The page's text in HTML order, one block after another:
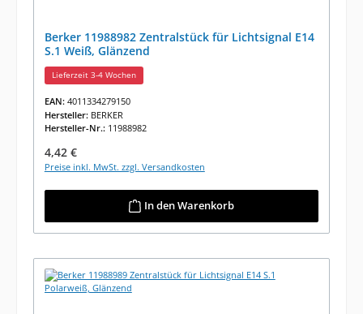
Berker 11988982 Zentralstück für Lichtsignal E14
S.1 Weiß, Glänzend
Lieferzeit 3-4 Wochen
EAN: 4011334279150
Hersteller: BERKER
Hersteller-Nr.: 11988982
Regulärer Preis:
4,42 €
Preise inkl. MwSt. zzgl. Versandkosten
In den Warenkorb